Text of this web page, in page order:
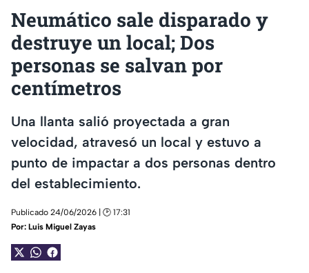
Neumático sale disparado y
destruye un local; Dos
personas se salvan por
centímetros
Una llanta salió proyectada a gran
velocidad, atravesó un local y estuvo a
punto de impactar a dos personas dentro
del establecimiento.
Publicado 24/06/2026 | 🕑 17:31
Por: Luis Miguel Zayas